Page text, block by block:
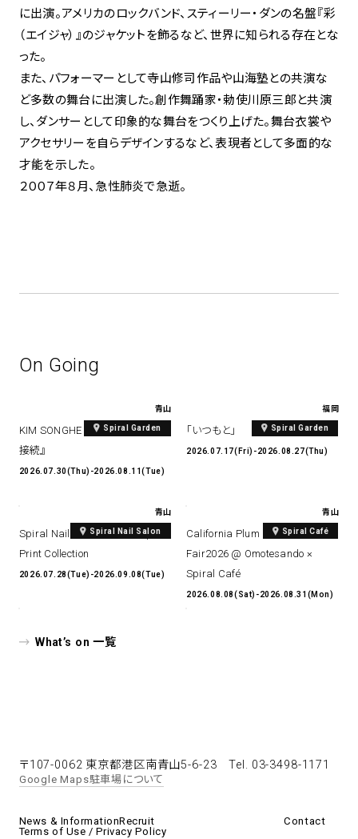
に出演。アメリカのロックバンド、スティーリー・ダンの名盤『彩
（エイジャ）』のジャケットを飾るなど、世界に知られる存在とな
った。
また、パフォーマーとして寺山修司作品や山海塾との共演な
ど多数の舞台に出演した。創作舞踊家・勅使川原三郎と共演
し、ダンサーとして印象的な舞台をつくり上げた。舞台衣裳や
アクセサリーを自らデザインするなど、表現者として多面的な
才能を示した。
２００７年８月、急性肺炎で急逝。
On Going
青山
Spiral Garden
KIM SONGHE EXHIBITION 『愛と
接続』
2026.07.30(Thu)-2026.08.11(Tue)
福岡
Spiral Garden
「いつもと」
2026.07.17(Fri)-2026.08.27(Thu)
青山
Spiral Nail Salon
Spiral Nail Salon Art #14 Spiral
Print Collection
2026.07.28(Tue)-2026.09.08(Tue)
青山
Spiral Café
California Plum & Nectarine
Fair2026 @ Omotesando ×
Spiral Café
2026.08.08(Sat)-2026.08.31(Mon)
What’s on 一覧
〒107-0062 東京都港区南青山5-6-23Tel. 03-3498-1171
Google Maps駐車場について
News & InformationRecruit
Contact
Terms of Use / Privacy Policy